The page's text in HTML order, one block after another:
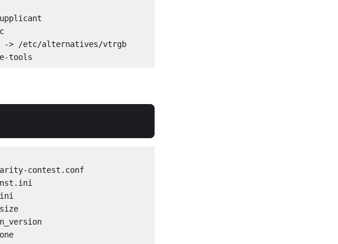
-> /etc/alternatives/vtrgb
tools
contest.conf